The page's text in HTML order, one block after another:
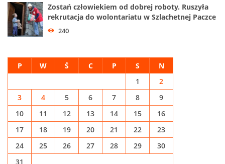
Zostań człowiekiem od dobrej roboty. Ruszyła
rekrutacja do wolontariatu w Szlachetnej Paczce
240
P W Ś C P S N
1
2
3
4 5 6 7 8
9
10
11 12 13 14 15
16
17
18 19 20 21 22
23
24
25 26 27 28 29
30
31